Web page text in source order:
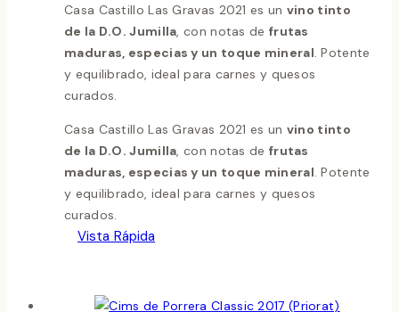
Casa Castillo Las Gravas 2021 es un vino tinto
de la D.O. Jumilla , con notas de frutas
maduras, especias y un toque mineral . Potente
y equilibrado, ideal para carnes y quesos
curados.
Casa Castillo Las Gravas 2021 es un vino tinto
de la D.O. Jumilla , con notas de frutas
maduras, especias y un toque mineral . Potente
y equilibrado, ideal para carnes y quesos
curados.
Vista Rápida